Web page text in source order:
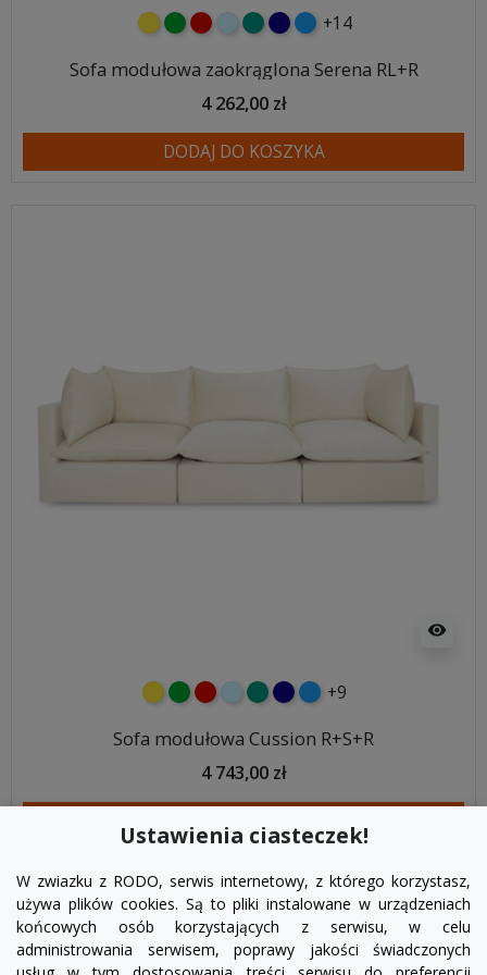
żółtyzielonyczerwony
błękitnyturkusowy
granatowy
niebieski
+14
Sofa modułowa zaokrąglona Serena RL+R
4 262,00 zł
DODAJ DO KOSZYKA
visibility
żółtyzielonyczerwony
błękitnyturkusowy
granatowy
niebieski
+9
Sofa modułowa Cussion R+S+R
4 743,00 zł
Ustawienia ciasteczek!
W zwiazku z RODO, serwis internetowy, z którego korzystasz,
używa plików cookies. Są to pliki instalowane w urządzeniach
końcowych osób korzystających z serwisu, w celu
administrowania serwisem, poprawy jakości świadczonych